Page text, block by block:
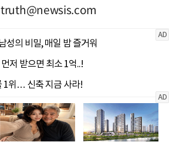
truth@newsis.com